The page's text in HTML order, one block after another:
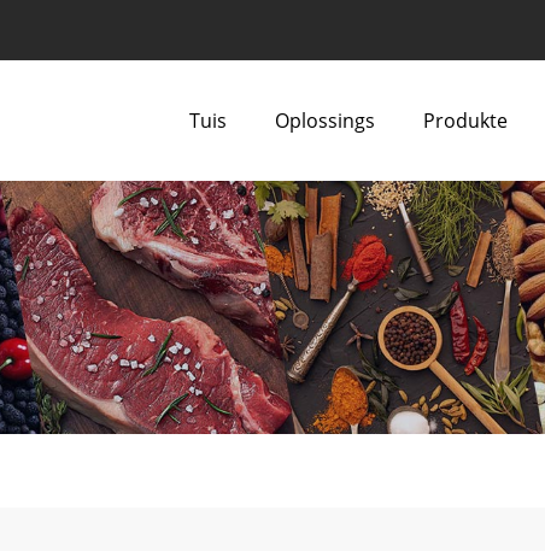
Tuis Oplossings Produkte